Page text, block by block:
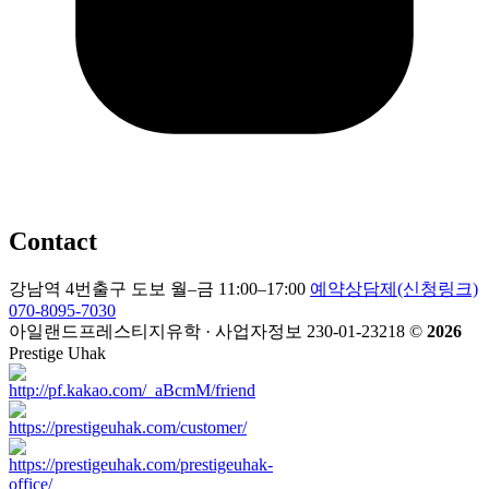
Contact
강남역 4번출구 도보 월–금 11:00–17:00 예약상담제(신청링크)
070-8095-7030
아일랜드프레스티지유학 · 사업자정보 230-01-23218 © 2026
Prestige Uhak